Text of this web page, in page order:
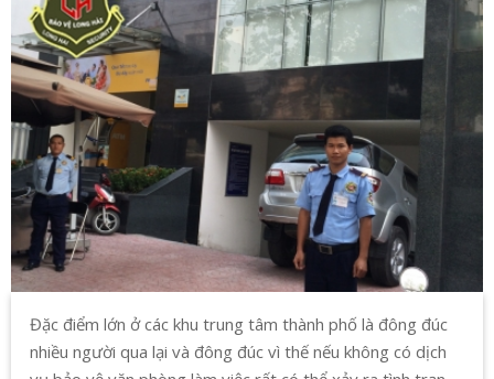
Đặc điểm lớn ở các khu trung tâm thành phố là đông đúc
nhiều người qua lại và đông đúc vì thế nếu không có dịch